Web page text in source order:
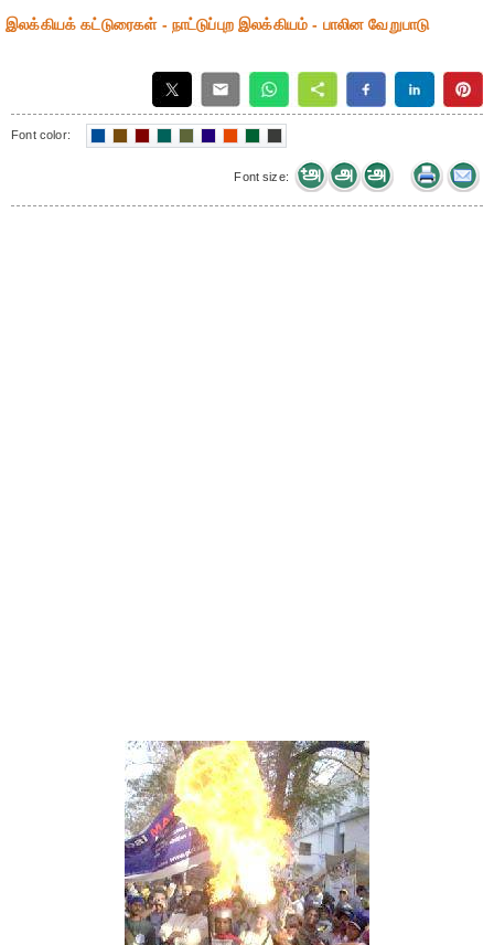
இலக்கியக் கட்டுரைகள் - நாட்டுப்புற இலக்கியம் - பாலின வேறுபாடு
Font color:
Font size: